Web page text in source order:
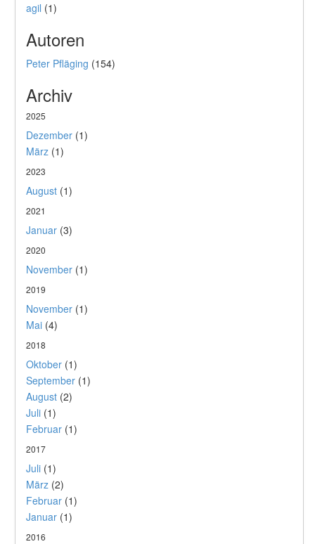
agil (1)
Autoren
Peter Pfläging (154)
Archiv
2025
Dezember (1)
März (1)
2023
August (1)
2021
Januar (3)
2020
November (1)
2019
November (1)
Mai (4)
2018
Oktober (1)
September (1)
August (2)
Juli (1)
Februar (1)
2017
Juli (1)
März (2)
Februar (1)
Januar (1)
2016